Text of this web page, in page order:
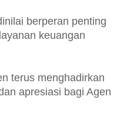
berperan penting
keuangan
terus menghadirkan
apresiasi bagi Agen